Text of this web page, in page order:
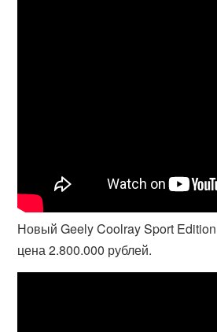
Новый Geely Coolray Sport Edition
цена 2.800.000 рублей.